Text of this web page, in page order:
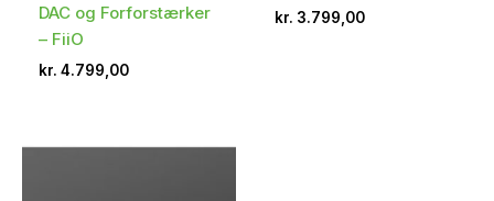
DAC og Forforstærker
– FiiO
kr. 4.799,00
kr. 3.799,00